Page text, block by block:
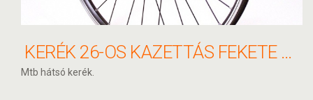
KERÉK 26-OS KAZETTÁS FEKETE SHIMANO TX800
Mtb hátsó kerék.